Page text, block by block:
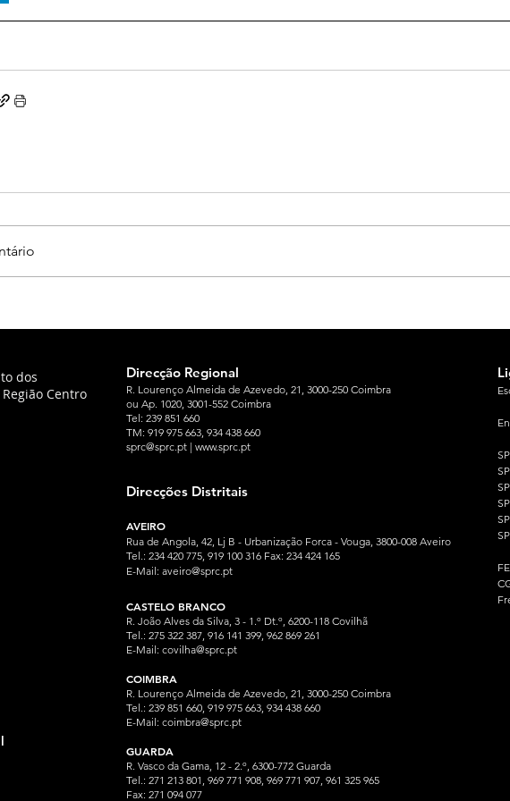
dos
Centro
Direcção Regional
R. Lourenço Almeida de Azevedo, 21, 3000-250 Coimbra
ou Ap. 1020, 3001-552 Coimbra
Tel: 239 851 660
TM: 919 975 663, 934 438 660
sprc@sprc.pt | www.sprc.pt
Direcções Distritais
AVEIRO
Rua de Angola, 42, Lj B - Urbanização Forca - Vouga, 3800-008 Aveiro
Tel.: 234 420 775, 919 100 316 Fax: 234 424 165
E-Mail: aveiro@sprc.pt
CASTELO BRANCO
R. João Alves da Silva, 3 - 1.º Dt.º, 6200-118 Covilhã
Tel.: 275 322 387, 916 141 399, 962 869 261
E-Mail: covilha@sprc.pt
COIMBRA
R. Lourenço Almeida de Azevedo, 21, 3000-250 Coimbra
Tel.: 239 851 660, 919 975 663, 934 438 660
E-Mail: coimbra@sprc.pt
GUARDA
R. Vasco da Gama, 12 - 2.º, 6300-772 Guarda
Tel.: 271 213 801, 969 771 908, 969 771 907, 961 325 965
Fax: 271 094 077